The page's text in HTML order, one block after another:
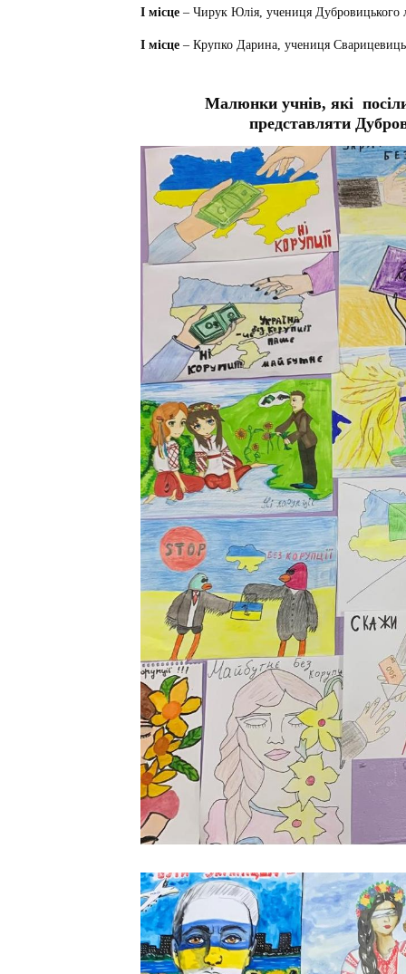
І місце – Чирук Юлія, учениця Дубровицького
І місце – Крупко Дарина, учениця
Малюнки учнів, які
представляти